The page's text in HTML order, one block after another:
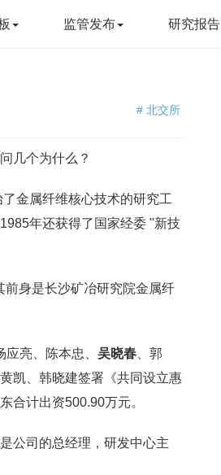
监管发布 研究报告
# 北交所
几个为什么？
金属纤维核心技术的研究工
年还获得了国家经委 "新技
身是长沙矿冶研究院金属纤
亮、陈本忠、 吴晓春 、郭
凯、韩晓建签署《共同设立惠
合计出资500.90万元。
公司的总经理，研发中心主